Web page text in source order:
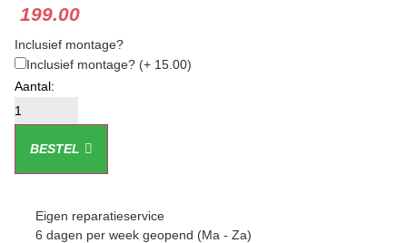
199.00
Inclusief montage?
Inclusief montage? (+ 15.00)
BESTEL
Eigen reparatieservice
6 dagen per week geopend (Ma - Za)